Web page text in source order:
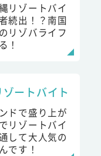
リゾートバイ
続出！？南国
リゾバライフ
！
ートバイト
ドで盛り上が
リゾートバイ
して大人気の
です！